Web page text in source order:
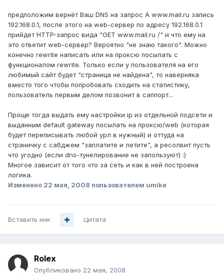
предположим вернёт Ваш DNS на запрос A www.mail.ru запись
192.168.0.1, после этого на web-сервер по адресу 192.168.0.1
прийдет HTTP-запрос вида "GET www.mail.ru /" и что ему на
это ответит web-сервер? Вероятно "не знаю такого". Можно
конечно rewrite написать или на проксю посылать с
функционалом rewrite. Только если у пользователя на его
любимый сайт будет "страница не найдена", то наверняка
вместо того чтобы попробовать сходить на статистику,
пользователь первым делом позвонит в саппорт...
Проще тогда выдать ему настройки ip из отдельной подсети и
выданным default gateway посылать на проксю/web (которая
будет переписывать любой урл в нужный) и оттуда на
страничку с сабджем "заплатите и летите", а ресолвит пусть
что угодно (если dns-тунелирование не запользуют) :)
Многое зависит от того что за сеть и как в ней построена
логика.
Изменено 22 мая, 2008 пользователем umike
Вставить ник Цитата
Rolex
Опубликовано 22 мая, 2008